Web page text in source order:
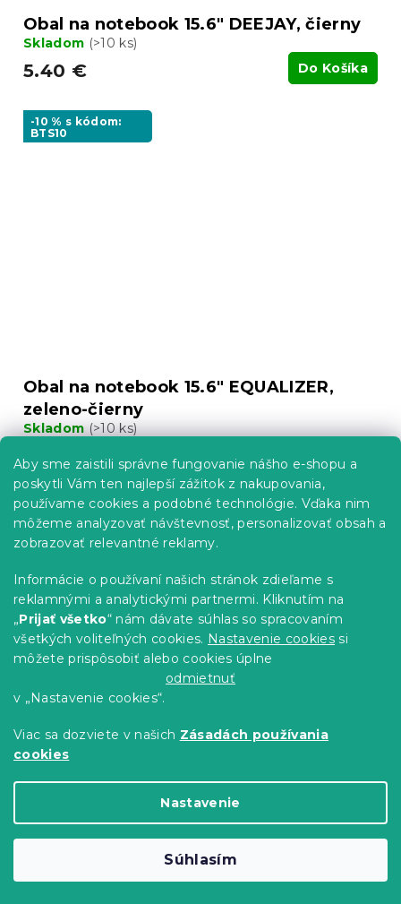
Aby sme zaistili správne fungovanie nášho e-shopu a
poskytli Vám ten najlepší zážitok z nakupovania,
používame cookies a podobné technológie. Vďaka nim
môžeme analyzovať návštevnosť, personalizovať obsah a
zobrazovať relevantné reklamy.
Informácie o používaní našich stránok zdieľame s
reklamnými a analytickými partnermi. Kliknutím na
„Prijať všetko“ nám dávate súhlas so spracovaním
všetkých voliteľných cookies. Nastavenie cookies si
môžete prispôsobiť alebo cookies úplne
odmietnuť
v „Nastavenie cookies“.
Viac sa dozviete v našich Zásadách používania
cookies
Nastavenie
Súhlasím
Obal na notebook 15.6" DEEJAY, čierny
Skladom (>10 ks)
5.40 € Do Košíka
-10 % s kódom:
BTS10
Obal na notebook 15.6" EQUALIZER,
zeleno-čierny
Skladom(>10 ks)
5.40 €
-10 % s kódom:
BTS10
5.40 € Do Košíka